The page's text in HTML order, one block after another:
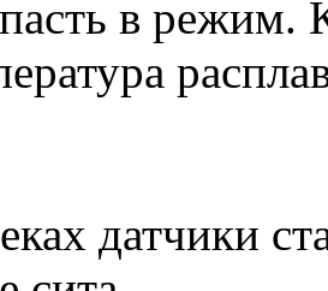
в режим.
датчики